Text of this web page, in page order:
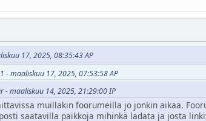
17, 2025, 08:35:43 AP
- maaliskuu 17, 2025, 07:53:58 AP
- maaliskuu 14, 2025, 21:29:00 IP
muillakin foorumeilla jo jonkin aikaa.
saatavilla paikkoja mihinkä ladata ja josta